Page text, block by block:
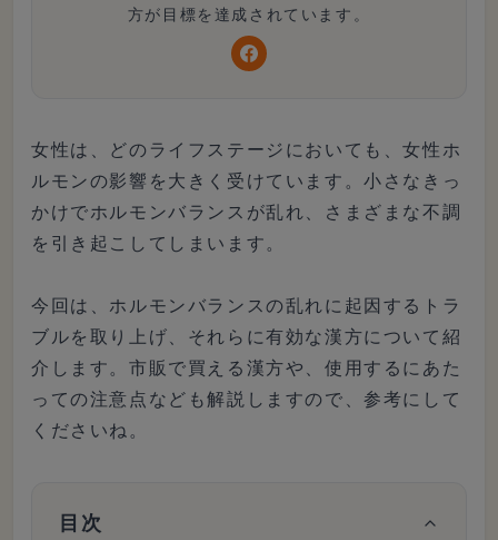
方が目標を達成されています。
女性は、どのライフステージにおいても、女性ホ
ルモンの影響を大きく受けています。小さなきっ
かけでホルモンバランスが乱れ、さまざまな不調
を引き起こしてしまいます。
今回は、ホルモンバランスの乱れに起因するトラ
ブルを取り上げ、それらに有効な漢方について紹
介します。市販で買える漢方や、使用するにあた
っての注意点なども解説しますので、参考にして
くださいね。
目次